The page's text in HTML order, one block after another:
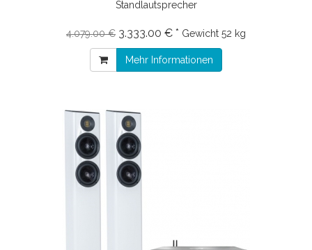
Standlautsprecher
4.079.00 € 3.333.00 € * Gewicht 52 kg
Mehr Informationen